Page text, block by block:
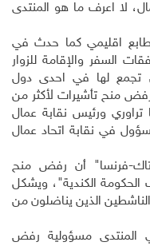
لا اعرف ما هو المنتدى
اقليمي كما حدث في
عاما بسبب نفقات السفر والإقامة للزوار
تجمع لها في احدى دول
رفض منح تأشيرات لأكثر من
تراوري ورئيس نقابة عمال
في نقابة اتحاد عمال
فرنسا" أن رفض منح
الكندية"، ويشكل
الذين يناضلون من
المنتدى مسؤولية رفض